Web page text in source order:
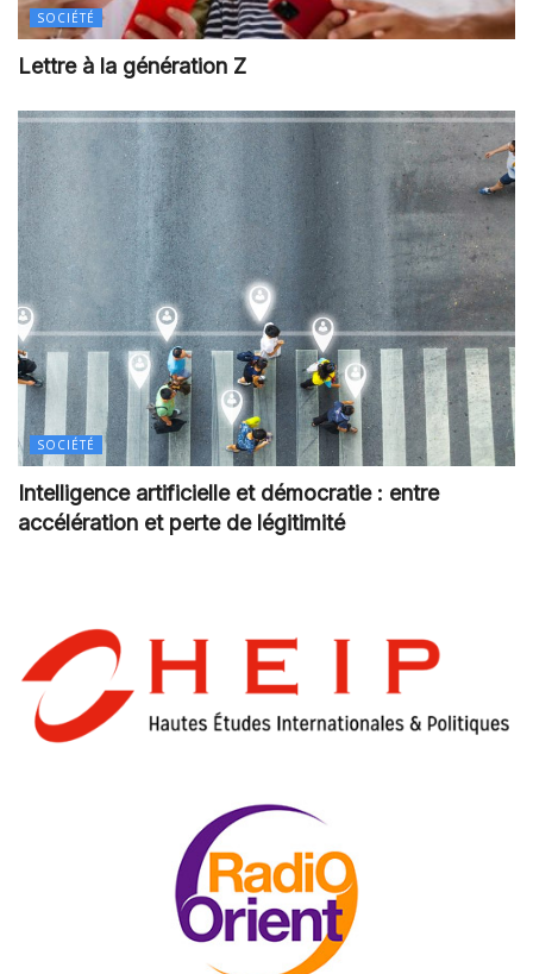
SOCIÉTÉ
Lettre à la génération Z
SOCIÉTÉ
Intelligence artificielle et démocratie : entre
accélération et perte de légitimité